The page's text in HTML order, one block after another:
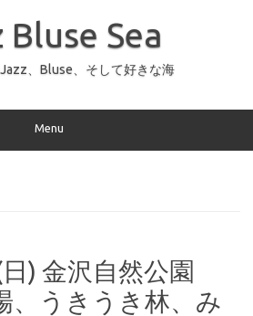
Bluse Sea
、Bluse、そして好きな海
Menu
) 金沢自然公園
、うきうき林、み